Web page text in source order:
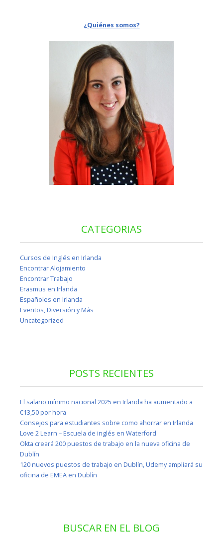
¿Quiénes somos?
CATEGORIAS
Cursos de Inglés en Irlanda
Encontrar Alojamiento
Encontrar Trabajo
Erasmus en Irlanda
Españoles en Irlanda
Eventos, Diversión y Más
Uncategorized
POSTS RECIENTES
El salario mínimo nacional 2025 en Irlanda ha aumentado a
€13,50 por hora
Consejos para estudiantes sobre como ahorrar en Irlanda
Love 2 Learn – Escuela de inglés en Waterford
Okta creará 200 puestos de trabajo en la nueva oficina de
Dublín
120 nuevos puestos de trabajo en Dublín, Udemy ampliará su
oficina de EMEA en Dublín
BUSCAR EN EL BLOG